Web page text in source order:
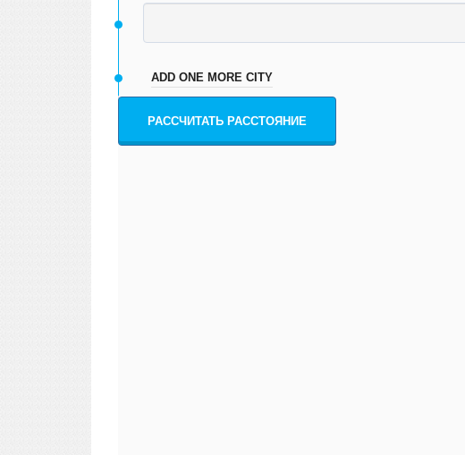
ADD ONE MORE CITY
РАССЧИТАТЬ РАССТОЯНИЕ